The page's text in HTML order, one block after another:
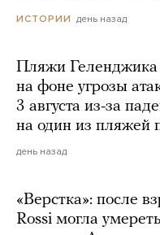
ИСТОРИИ день назад
Пляжи Геленджика
на фоне угрозы
3 августа из-за
на один из пляжей
день назад
«Верстка»: после
Rossi могла